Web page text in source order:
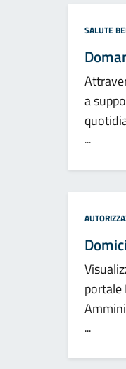
SALUTE
a
...
portale
...